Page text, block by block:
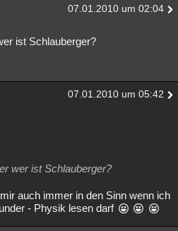
07.01.2010 um 02:04
ist Schlauberger?
07.01.2010 um 05:42
wer ist Schlauberger?
auch immer in den Sinn wenn ich
- Physik lesen darf